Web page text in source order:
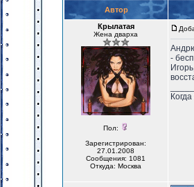
Автор
Крылатая
Жена дварха
Пол:
Зарегистрирован:
27.01.2008
Сообщения: 1081
Откуда: Москва
-